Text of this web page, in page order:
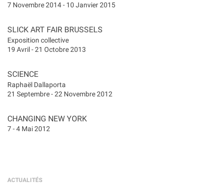
7 Novembre 2014 - 10 Janvier 2015
SLICK ART FAIR BRUSSELS
Exposition collective
19 Avril - 21 Octobre 2013
SCIENCE
Raphaël Dallaporta
21 Septembre - 22 Novembre 2012
CHANGING NEW YORK
7 - 4 Mai 2012
ACTUALITÉS